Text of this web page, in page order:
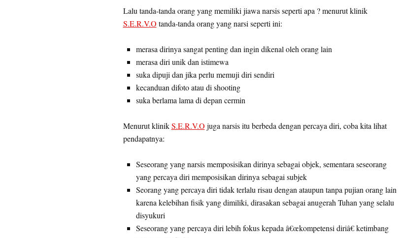
Lalu tanda-tanda orang yang memiliki jiawa narsis seperti apa ? menurut klinik
S.E.R.V.O tanda-tanda orang yang narsi seperti ini:
merasa dirinya sangat penting dan ingin dikenal oleh orang lain
merasa diri unik dan istimewa
suka dipuji dan jika perlu memuji diri sendiri
kecanduan difoto atau di shooting
suka berlama lama di depan cermin
Menurut klinikS.E.R.V.O juga narsis itu berbeda dengan percaya diri, coba kita lihat
pendapatnya:
Seseorang yang narsis memposisikan dirinya sebagai objek, sementara seseorang
yang percaya diri memposisikan dirinya sebagai subjek
Seorang yang percaya diri tidak terlalu risau dengan ataupun tanpa pujian orang lain
karena kelebihan fisik yang dimiliki, dirasakan sebagai anugerah Tuhan yang selalu
disyukuri
Seseorang yang percaya diri lebih fokus kepada â€œkompetensi diriâ€ ketimbang